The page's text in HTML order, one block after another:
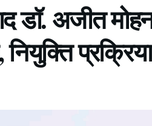
डॉ. अजीत
नियुक्ति